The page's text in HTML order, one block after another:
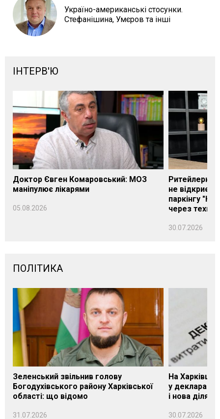
Україно-американські стосунки.
Стефанішина, Умєров та інші
ІНТЕРВ'Ю
Доктор Євген Комаровський: МОЗ
маніпулює лікарями
05.08.2026
Ритейлерка
не
паркінгу
через
30.07.2026
ПОЛІТИКА
Зеленський звільнив голову
Богодухівського району Харківської
області: що відомо
31.07.2026
На
у декларації
і нова
30.07.2026